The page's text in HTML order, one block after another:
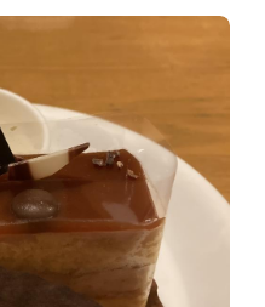
具だくさんで味も濃すぎ
を注文しましたが，ケー
に割安でつけられるセッ
。飲み物は要らなかった
注文したので少し割高
りませんが、ケーキの種
した。 でもパスタもケー
でまた昼間に行きたい